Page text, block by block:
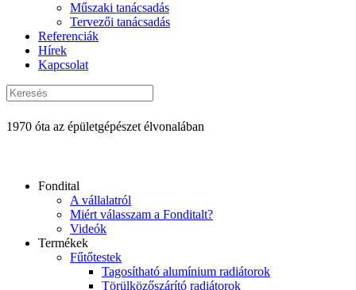
Műszaki tanácsadás
Tervezői tanácsadás
Referenciák
Hírek
Kapcsolat
1970 óta az épületgépészet élvonalában
Fondital
A vállalatról
Miért válasszam a Fonditalt?
Videók
Termékek
Fűtőtestek
Tagosítható alumínium radiátorok
Törülközőszárító radiátorok